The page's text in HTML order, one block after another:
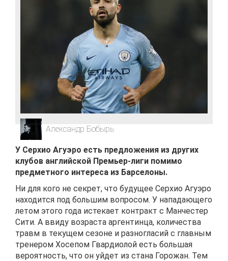
Александр Бобырь
У Серхио Агуэро есть предложения из других
клубов английской Премьер-лиги помимо
предметного интереса из Барселоны.
Ни для кого не секрет, что будущее Серхио Агуэро
находится под большим вопросом. У нападающего
летом этого года истекает контракт с Манчестер
Сити. А ввиду возраста аргентинца, количества
травм в текущем сезоне и разногласий с главным
тренером Хосепом Гвардиолой есть большая
вероятность, что он уйдет из стана Горожан. Тем